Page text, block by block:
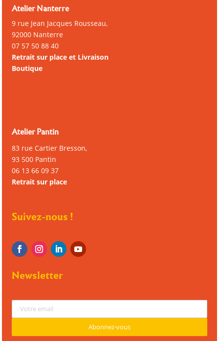
Atelier Nanterre
9 rue Jean Jacques Rousseau,
92000 Nanterre
07 57 50 88 40
Retrait sur place et Livraison
Boutique
Atelier Pantin
83 rue Cartier Bresson,
93 500 Pantin
06 13 66 09 37
Retrait sur place
Suivez-nous !
Newsletter